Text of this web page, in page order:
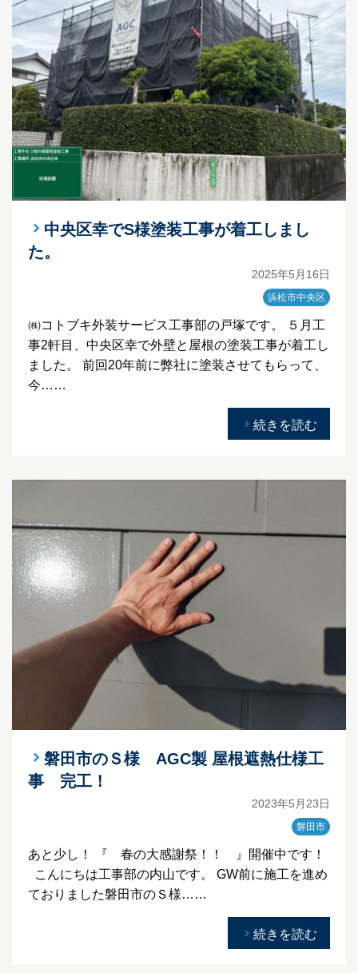
中央区幸でS様塗装工事が着工しまし
た。
2025年5月16日
浜松市中央区
㈱コトブキ外装サービス工事部の戸塚です。 ５月工
事2軒目、中央区幸で外壁と屋根の塗装工事が着工し
ました。 前回20年前に弊社に塗装させてもらって、
今……
続きを読む
磐田市のＳ様 AGC製 屋根遮熱仕様工
事 完工！
2023年5月23日
磐田市
あと少し！ 『 春の大感謝祭！！ 』開催中です！
こんにちは工事部の内山です。 GW前に施工を進め
ておりました磐田市のＳ様……
続きを読む